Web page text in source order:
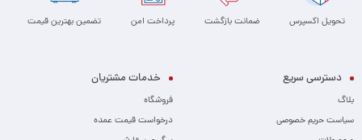
تحویل اکسپرس ضمانت بازگشت پرداخت امن تضمین بهترین قیمت
دسترسی سریع
بلاگ
سیاست حریم خصوصی
خدمات مشتریان
فروشگاه
درخواست قیمت عمده